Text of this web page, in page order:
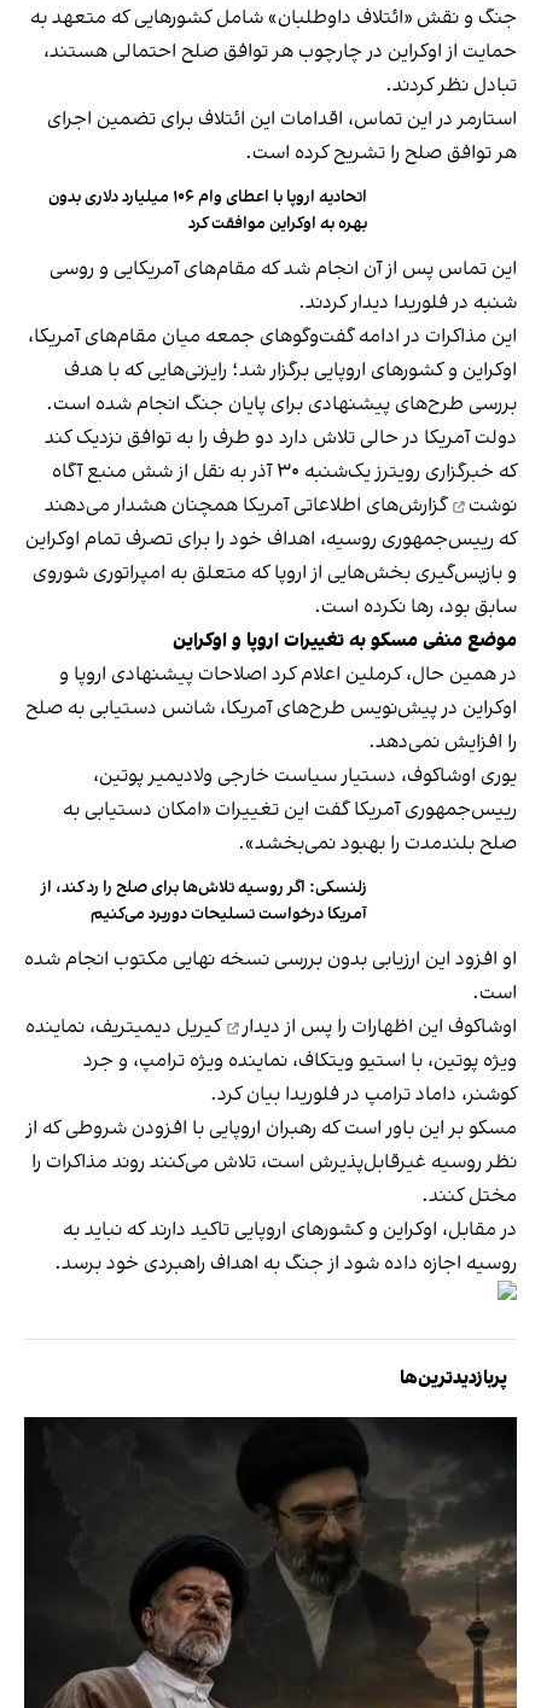
جنگ و نقش «ائتلاف داوطلبان» شامل کشورهایی که متعهد به
حمایت از اوکراین در چارچوب هر توافق صلح احتمالی هستند،
تبادل نظر کردند.
استارمر در این تماس، اقدامات این ائتلاف برای تضمین اجرای
هر توافق صلح را تشریح کرده است.
اتحادیه اروپا با اعطای وام ۱۰۶ میلیارد دلاری بدون
بهره به اوکراین موافقت کرد
این تماس پس از آن انجام شد که مقام‌های آمریکایی و روسی
شنبه در فلوریدا دیدار کردند.
این مذاکرات در ادامه گفت‌وگوهای جمعه میان مقام‌های آمریکا،
اوکراین و کشورهای اروپایی برگزار شد؛ رایزنی‌هایی که با هدف
بررسی طرح‌های پیشنهادی برای پایان جنگ انجام شده است.
دولت آمریکا در حالی تلاش دارد دو طرف را به توافق نزدیک کند
که خبرگزاری رویترز یک‌شنبه ۳۰ آذر به نقل از شش منبع آگاه
نوشت
گزارش‌های اطلاعاتی آمریکا همچنان هشدار می‌دهند
که رییس‌جمهوری روسیه، اهداف خود را برای تصرف تمام اوکراین
و بازپس‌گیری بخش‌هایی از اروپا که متعلق به امپراتوری شوروی
سابق بود، رها نکرده است.
موضع منفی مسکو به تغییرات اروپا و اوکراین
در همین حال، کرملین اعلام کرد اصلاحات پیشنهادی اروپا و
اوکراین در پیش‌نویس طرح‌های آمریکا، شانس دستیابی به صلح
را افزایش نمی‌دهد.
یوری اوشاکوف، دستیار سیاست خارجی ولادیمیر پوتین،
رییس‌جمهوری آمریکا گفت این تغییرات «امکان دستیابی به
صلح بلندمدت را بهبود نمی‌بخشد».
زلنسکی: اگر روسیه تلاش‌ها برای صلح را رد کند،‌ از
آمریکا درخواست تسلیحات دوربرد می‌کنیم
او افزود این ارزیابی بدون بررسی نسخه نهایی مکتوب انجام شده
است.
اوشاکوف این اظهارات را پس از دیدار
کیریل دیمیتریف، نماینده
ویژه پوتین، با استیو ویتکاف، نماینده ویژه ترامپ، و جرد
کوشنر، داماد ترامپ در فلوریدا بیان کرد.
مسکو بر این باور است که رهبران اروپایی با افزودن شروطی که از
نظر روسیه غیرقابل‌پذیرش است، تلاش می‌کنند روند مذاکرات را
مختل کنند.
در مقابل، اوکراین و کشورهای اروپایی تاکید دارند که نباید به
روسیه اجازه داده شود از جنگ به اهداف راهبردی خود برسد.
پربازدیدترین‌ها